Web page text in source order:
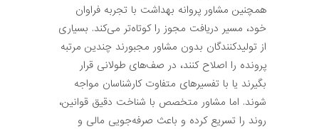
همچنین مشاور پروانه بهداشت با تجربه فراوان
خود، مسیر دریافت مجوز را کوتاه‌تر می‌کند. بسیاری
از تولیدکنندگان بدون مشاور مجبورند چندین مرتبه
پرونده را اصلاح کنند، در صف‌های طولانی قرار
بگیرند یا با تفسیرهای متفاوت کارشناسان مواجه
شوند. اما مشاور متخصص با شناخت دقیق قوانین،
روند را تسریع کرده و باعث صرفه‌جویی مالی و